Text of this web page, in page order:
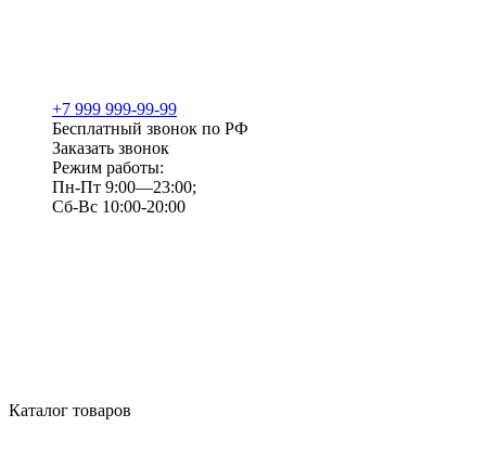
+7 999 999-99-99
Бесплатный звонок по РФ
Заказать звонок
Режим работы:
Пн-Пт 9:00—23:00;
Сб-Вс 10:00-20:00
Каталог товаров